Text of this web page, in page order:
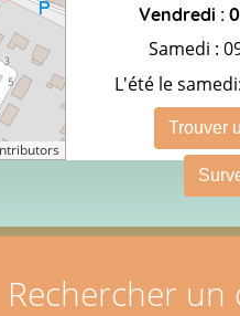
Vendredi :
Samedi :
L'été le
Trouver
Rechercher un